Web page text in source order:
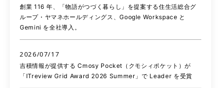
創業 116 年、「物語がつづく暮らし」を提案する住生活総合グ
ループ・ヤマネホールディングス、Google Workspace と
Gemini を全社導入。
2026/07/17
吉積情報が提供する Cmosy Pocket（クモシィポケット）が
「ITreview Grid Award 2026 Summer」で Leader を受賞